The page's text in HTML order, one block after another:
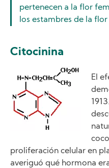
pertenecen a la flor
los estambres de la
Citocinina
El
proliferación celular en
averiguó qué hormona